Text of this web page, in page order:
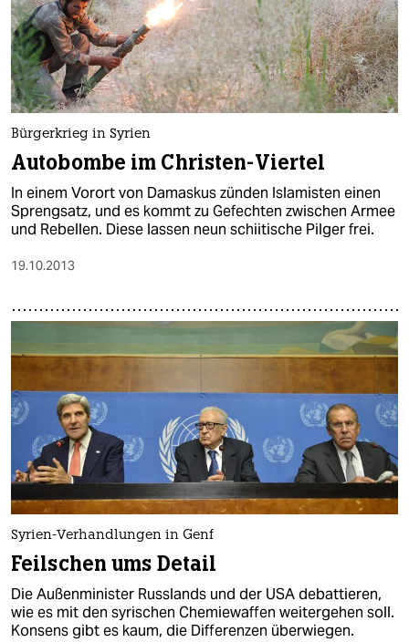
Bürgerkrieg in Syrien
Autobombe im Christen-Viertel
In einem Vorort von Damaskus zünden Islamisten einen
Sprengsatz, und es kommt zu Gefechten zwischen Armee
und Rebellen. Diese lassen neun schiitische Pilger frei.
19.10.2013
Syrien-Verhandlungen in Genf
Feilschen ums Detail
Die Außenminister Russlands und der USA debattieren,
wie es mit den syrischen Chemiewaffen weitergehen soll.
Konsens gibt es kaum, die Differenzen überwiegen.